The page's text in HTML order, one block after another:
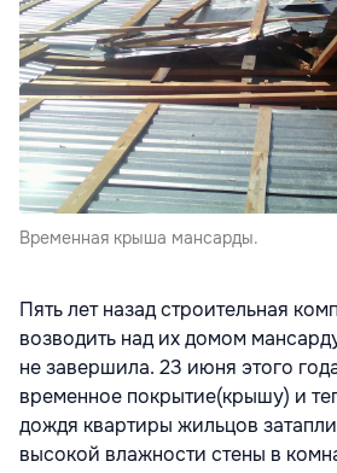
Временная крыша мансарды.
Пять лет назад строительная
возводить над их домом
не завершила. 23 июня этого
временное покрытие(крышу) и
дождя квартиры жильцов
высокой влажности стены в